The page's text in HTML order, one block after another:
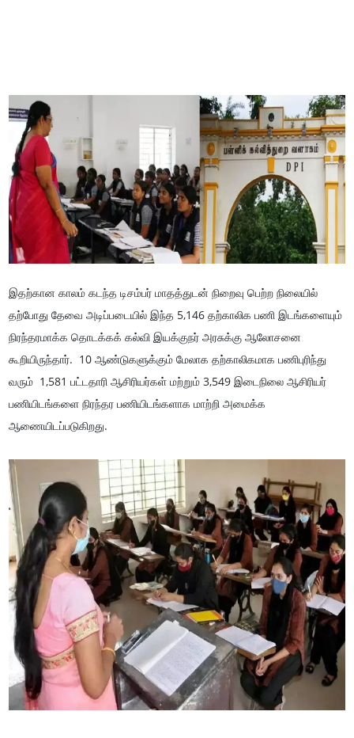
இதற்கான காலம் கடந்த டிசம்பர் மாதத்துடன் நிறைவு பெற்ற நிலையில்
தற்போது தேவை அடிப்படையில் இந்த 5,146 தற்காலிக பணி இடங்களையும்
நிரந்தரமாக்க தொடக்கக் கல்வி இயக்குநர் அரசுக்கு ஆலோசனை
கூறியிருந்தார். 10 ஆண்டுகளுக்கும் மேலாக தற்காலிகமாக பணிபுரிந்து
வரும் 1,581 பட்டதாரி ஆசிரியர்கள் மற்றும் 3,549 இடைநிலை ஆசிரியர்
பணியிடங்களை நிரந்தர பணியிடங்களாக மாற்றி அமைக்க
ஆணையிடப்படுகிறது.